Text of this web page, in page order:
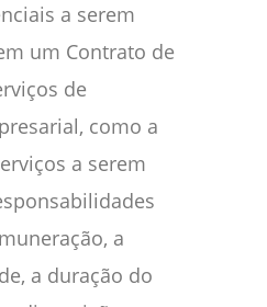
a serem
um Contrato de
de
como a
a serem
a
a duração do